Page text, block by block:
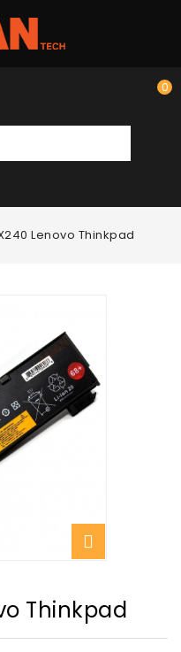
0
Lenovo Thinkpad
Thinkpad